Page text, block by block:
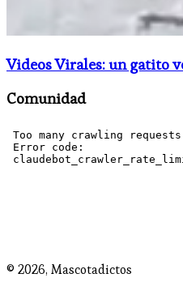
Videos Virales: un gatito
Comunidad
© 2026, Mascotadictos